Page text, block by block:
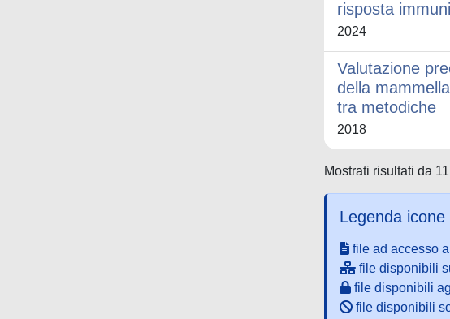
risposta
2024
Valutazione
della
tra metodiche
2018
Mostrati risultati da
Legenda icone
file ad accesso
file disponibili
file disponibili
file disponibili